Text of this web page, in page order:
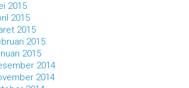
2015
2015
2015
2015
2015
2014
2014